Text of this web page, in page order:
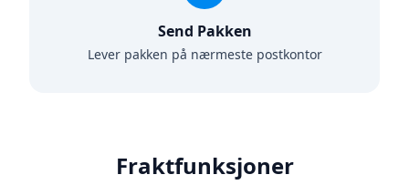
Send Pakken
Lever pakken på nærmeste postkontor
Fraktfunksjoner